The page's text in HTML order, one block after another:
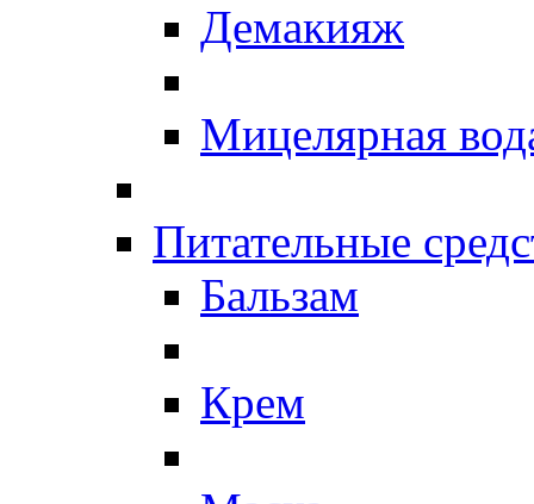
Демакияж
Мицелярная
Питательные
Бальзам
Крем